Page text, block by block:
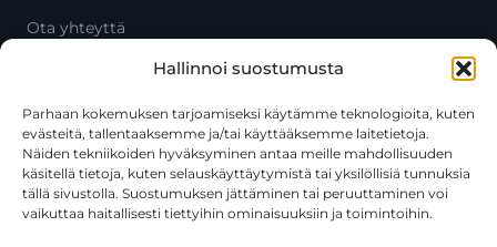
Hallinnoi suostumusta
Parhaan kokemuksen tarjoamiseksi käytämme teknologioita, kuten
evästeitä, tallentaaksemme ja/tai käyttääksemme laitetietoja.
Näiden tekniikoiden hyväksyminen antaa meille mahdollisuuden
käsitellä tietoja, kuten selauskäyttäytymistä tai yksilöllisiä tunnuksia
tällä sivustolla. Suostumuksen jättäminen tai peruuttaminen voi
vaikuttaa haitallisesti tiettyihin ominaisuuksiin ja toimintoihin.
Ota yhteyttä
Toimitustavat
Usein kysytyt kysymykset
+358 44 270 3795
asiakaspalvelu@toolcat.fi